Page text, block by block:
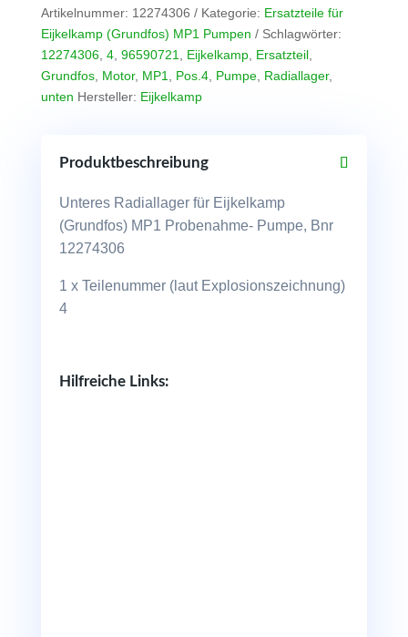
(Grundfos)
MP1
Pumpe
(Teilenr
Pos.
Artikelnummer: 12274306 Kategorie: Ersatzteile für
Eijkelkamp (Grundfos) MP1 Pumpen
Schlagwörter:
12274306, 4, 96590721, Eijkelkamp, Ersatzteil,
Grundfos, Motor, MP1, Pos.4, Pumpe, Radiallager,
unten Hersteller: Eijkelkamp
Produktbeschreibung
Unteres Radiallager für Eijkelkamp
(Grundfos) MP1 Probenahme- Pumpe, Bnr
12274306
1 x Teilenummer (laut Explosionszeichnung)
4
Hilfreiche Links: